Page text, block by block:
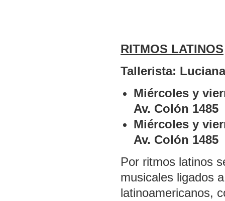
RITMOS LATINOS
Tallerista:
Miércoles y
Av. Colón 1485
Miércoles y
Av. Colón 1485
Por ritmos latinos
musicales ligados
latinoamericanos,